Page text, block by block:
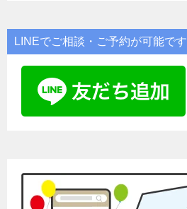
LINEでご相談・ご予約が可能です